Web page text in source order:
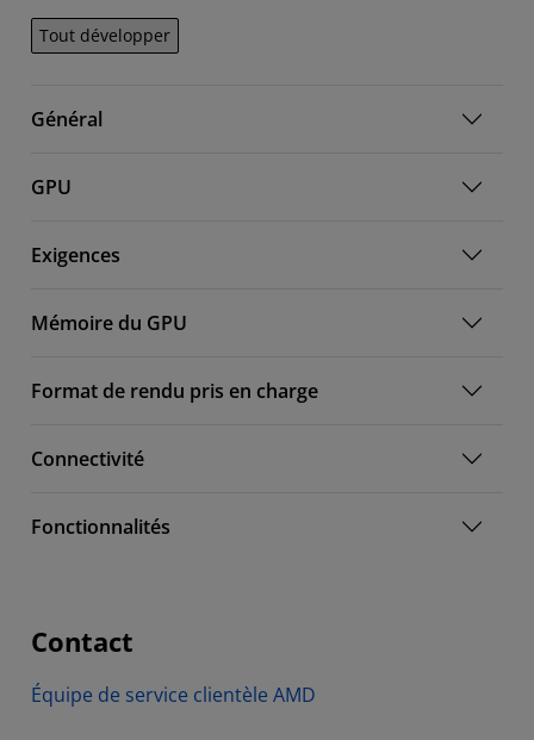
Tout développer
Général
GPU
Exigences
Mémoire du GPU
Format de rendu pris en charge
Connectivité
Fonctionnalités
Contact
Équipe de service clientèle AMD